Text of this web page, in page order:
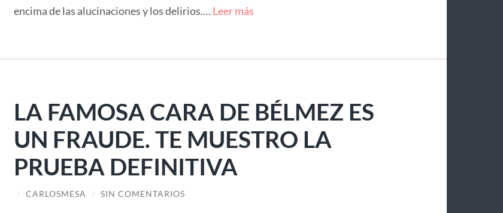
encima de las alucinaciones y los delirios.…Leer más
LA FAMOSA CARA DE BÉLMEZ ES
UN FRAUDE. TE MUESTRO LA
PRUEBA DEFINITIVA
/ CARLOSMESA / SIN COMENTARIOS